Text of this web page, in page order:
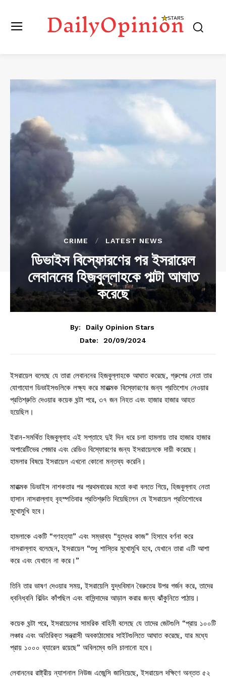
CRIME LATEST NEWS
ডিভাইস বিস্ফোরণের পর ইসরায়েল
লেবাননের হিজবুল্লাহকে পাল্টা আঘাত
করেছে
By:
Daily Opinion Stars
Date:
20/09/2024
ইসরায়েল বলেছে যে তারা লেবাননের হিজবুল্লাহকে আঘাত করেছে, গ্রুপের নেতা তার
যোগাযোগ ডিভাইসগুলিকে লক্ষ্য করে মারাত্মক বিস্ফোরণের জন্য প্রতিশোধ নেওয়ার
প্রতিশ্রুতি দেওয়ার কয়েক ঘন্টা পরে, ৩৭ জন নিহত এবং হাজার হাজার আহত
হয়েছিল।
ইরান-সমর্থিত হিজবুল্লাহ এই সপ্তাহে দুই দিন ধরে চলা হামলায় তার হাজার হাজার
অপারেটিভের পেজার এবং রেডিও বিস্ফোরণের জন্য ইসরায়েলকে দায়ী করেছে।
হামলার বিষয়ে ইসরায়েল এখনো কোনো মন্তব্য করেনি।
মারাত্মক ডিভাইস নাশকতার পর প্রথমবারের মতো কথা বলতে গিয়ে, হিজবুল্লাহ নেতা
হাসান নাসরাল্লাহ বৃহস্পতিবার প্রতিশ্রুতি দিয়েছিলেন যে ইসরায়েল প্রতিশোধের
মুখোমুখি হবে।
হামলাকে একটি “গণহত্যা” এবং সম্ভাব্য “যুদ্ধের কাজ” হিসাবে বর্ণনা করে
নাসরাল্লাহ বলেছেন, ইসরায়েল “শুধু শাস্তির মুখোমুখি হবে, যেখানে তারা এটি আশা
করে এবং যেখানে না করে।”
তিনি তার ভাষণ দেওয়ার সময়, ইসরায়েলি যুদ্ধবিমান বৈরুতের উপর গর্জন করে, তাদের
ধ্বনিধ্বনি বিল্ডিং কাঁপছিল এবং বাসিন্দাদের আড়াল করার জন্য ঝাঁকুনিতে পাঠায়।
কয়েক ঘন্টা পরে, ইসরায়েলের সামরিক বাহিনী বলেছে যে তাদের জেটগুলি “প্রায় ১০০টি
লঞ্চার এবং অতিরিক্ত সন্ত্রাসী অবকাঠামোর সাইটগুলিতে আঘাত করেছে, যার মধ্যে
প্রায় ১০০০ ব্যারেল রয়েছে” অবিলম্বে গুলি চালানো হবে।
লেবাননের রাষ্ট্রীয় ন্যাশনাল নিউজ এজেন্সি জানিয়েছে, ইসরায়েল দক্ষিণে অন্তত ৫২